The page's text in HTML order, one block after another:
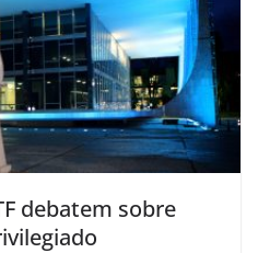
debatem sobre